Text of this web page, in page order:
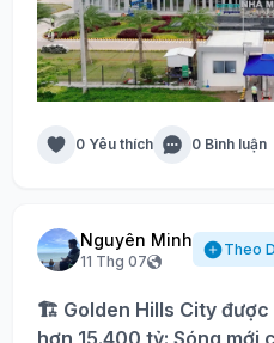
0 Yêu thích 0 Bình luận
Nguyên Minh
11 Thg 07
Theo
🏗️ Golden Hills City được
hơn 15.400 tỷ: Sóng mới